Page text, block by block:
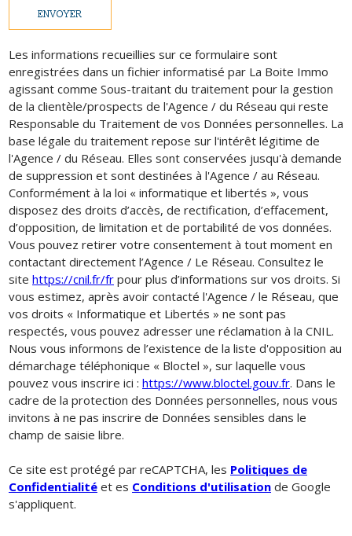
ENVOYER
Les informations recueillies sur ce formulaire sont
enregistrées dans un fichier informatisé par La Boite Immo
agissant comme Sous-traitant du traitement pour la gestion
de la clientèle/prospects de l'Agence / du Réseau qui reste
Responsable du Traitement de vos Données personnelles. La
base légale du traitement repose sur l'intérêt légitime de
l'Agence / du Réseau. Elles sont conservées jusqu'à demande
de suppression et sont destinées à l'Agence / au Réseau.
Conformément à la loi « informatique et libertés », vous
disposez des droits d’accès, de rectification, d’effacement,
d’opposition, de limitation et de portabilité de vos données.
Vous pouvez retirer votre consentement à tout moment en
contactant directement l’Agence / Le Réseau. Consultez le
site https://cnil.fr/fr pour plus d’informations sur vos droits. Si
vous estimez, après avoir contacté l'Agence / le Réseau, que
vos droits « Informatique et Libertés » ne sont pas
respectés, vous pouvez adresser une réclamation à la CNIL.
Nous vous informons de l’existence de la liste d'opposition au
démarchage téléphonique « Bloctel », sur laquelle vous
pouvez vous inscrire ici : https://www.bloctel.gouv.fr. Dans le
cadre de la protection des Données personnelles, nous vous
invitons à ne pas inscrire de Données sensibles dans le
champ de saisie libre.
Ce site est protégé par reCAPTCHA, les Politiques de
Confidentialité et es Conditions d'utilisation de Google
s'appliquent.